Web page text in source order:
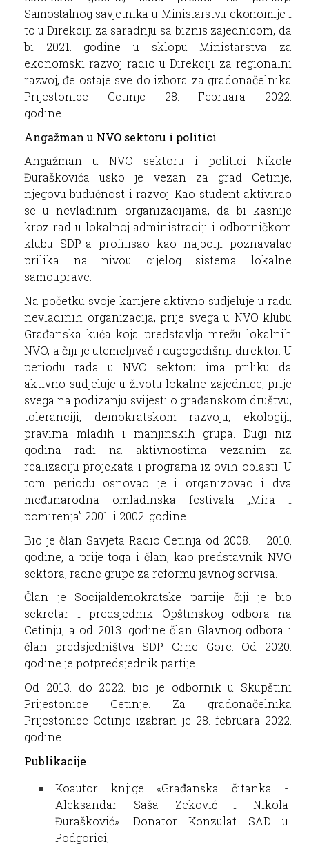
Samostalnog savjetnika u Ministarstvu ekonomije i
to u Direkciji za saradnju sa biznis zajednicom, da
bi 2021. godine u sklopu Ministarstva za
ekonomski razvoj radio u Direkciji za regionalni
razvoj, đe ostaje sve do izbora za gradonačelnika
Prijestonice Cetinje 28. Februara 2022.
godine.
Angažman u NVO sektoru i politici
Angažman u NVO sektoru i politici Nikole
Đuraškovića usko je vezan za grad Cetinje,
njegovu budućnost i razvoj. Kao student aktivirao
se u nevladinim organizacijama, da bi kasnije
kroz rad u lokalnoj administraciji i odborničkom
klubu SDP-a profilisao kao najbolji poznavalac
prilika na nivou cijelog sistema lokalne
samouprave.
Na početku svoje karijere aktivno sudjeluje u radu
nevladinih organizacija, prije svega u NVO klubu
Građanska kuća koja predstavlja mrežu lokalnih
NVO, a čiji je utemeljivač i dugogodišnji direktor. U
periodu rada u NVO sektoru ima priliku da
aktivno sudjeluje u životu lokalne zajednice, prije
svega na podizanju svijesti o građanskom društvu,
toleranciji, demokratskom razvoju, ekologiji,
pravima mladih i manjinskih grupa. Dugi niz
godina radi na aktivnostima vezanim za
realizaciju projekata i programa iz ovih oblasti. U
tom periodu osnovao je i organizovao i dva
međunarodna omladinska festivala „Mira i
pomirenja” 2001. i 2002. godine.
Bio je član Savjeta Radio Cetinja od 2008. – 2010.
godine, a prije toga i član, kao predstavnik NVO
sektora, radne grupe za reformu javnog servisa.
Član je Socijaldemokratske partije čiji je bio
sekretar i predsjednik Opštinskog odbora na
Cetinju, a od 2013. godine član Glavnog odbora i
član predsjedništva SDP Crne Gore. Od 2020.
godine je potpredsjednik partije.
Od 2013. do 2022. bio je odbornik u Skupštini
Prijestonice Cetinje. Za gradonačelnika
Prijestonice Cetinje izabran je 28. februara 2022.
godine.
Publikacije
Koautor knjige «Građanska čitanka -
Aleksandar Saša Zeković i Nikola
Đurašković». Donator Konzulat SAD u
Podgorici;